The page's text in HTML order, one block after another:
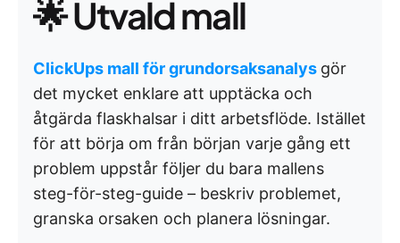
🌟 Utvald mall
ClickUps mall för grundorsaksanalys gör
det mycket enklare att upptäcka och
åtgärda flaskhalsar i ditt arbetsflöde. Istället
för att börja om från början varje gång ett
problem uppstår följer du bara mallens
steg-för-steg-guide – beskriv problemet,
granska orsaken och planera lösningar.